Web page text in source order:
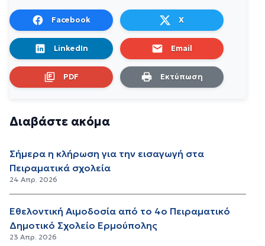
Facebook X
LinkedIn Email
PDF Εκτύπωση
Διαβάστε ακόμα
Σήμερα η κλήρωση για την εισαγωγή στα
Πειραματικά σχολεία
24 Απρ. 2026
Εθελοντική Αιμοδοσία από το 4ο Πειραματικό
Δημοτικό Σχολείο Ερμούπολης
23 Απρ. 2026